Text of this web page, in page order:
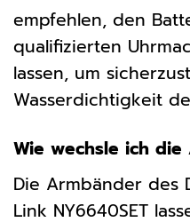
empfehlen, den
qualifizierten
lassen, um
Wasserdichtigkeit
Wie wechsle ich
Die Armbänder des
Link NY6640SET